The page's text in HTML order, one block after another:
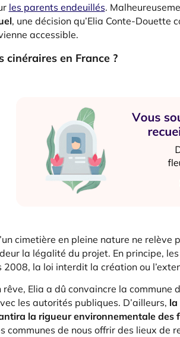
les parents endeuillés.
, une décision qu’Elia Conte-Douette
accessible.
cinéraires en France ?
cimetière en pleine nature ne
la légalité du projet. En principe,
2008, la loi interdit la création ou
rêve, Elia a dû convaincre la commune
les autorités publiques. D’ailleurs, la
la rigueur environnementale des
communes de nous offrir des lieux de